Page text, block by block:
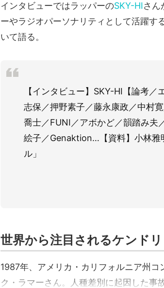
インタビューではラッパーのSKY-HIさん
ーやラジオパーソナリティとして活躍す
いて語る。
【インタビュー】SKY-HI【論考
志保／押野素子／藤永康政／中村
喬士／FUNI／アボかど／韻踏み夫
絵子／Genaktion…【資料】小林雅
ル」
世界から注目されるケンド
1987年、アメリカ・カリフォルニア州
ク・ラマーさん。人種差別に起因した事